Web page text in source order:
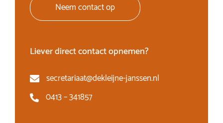
Neem contact op
Liever direct contact opnemen?
secretariaat@dekleijne-janssen.nl
0413 – 341857